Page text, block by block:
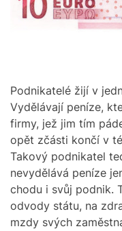
Podnikatelé žijí v
Vydělávají peníze,
firmy, jež jim tím
opět zčásti končí v
Takový podnikatel
nevydělává peníze
chodu i svůj podnik.
odvody státu, na
mzdy svých